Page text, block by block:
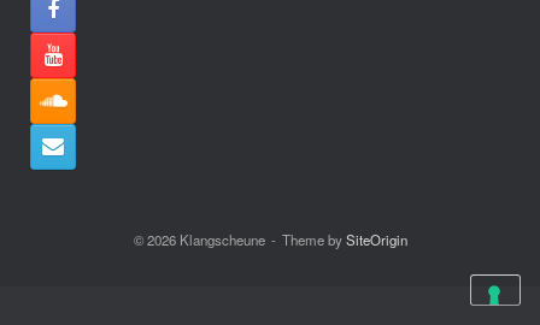
© 2026 Klangscheune Theme bySiteOrigin